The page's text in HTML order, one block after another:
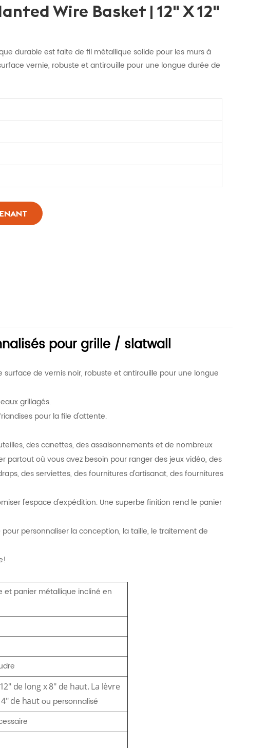
Wire Basket | 12" X 12"
durable est faite de fil métallique solide pour les murs à
vernie, robuste et antirouille pour une longue durée de
pour grille / slatwall
de vernis noir, robuste et antirouille pour une longue
grillagés.
pour la file d'attente.
des canettes, des assaisonnements et de nombreux
où vous avez besoin pour ranger des jeux vidéo, des
des serviettes, des fournitures d'artisanat, des fournitures
l'espace d'expédition. Une superbe finition rend le panier
personnaliser la conception, la taille, le traitement de
et panier métallique incliné en
de long x 8" de haut. La lèvre
de hautou personnalisé